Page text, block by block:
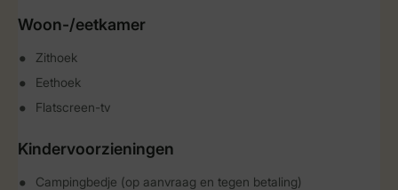
Woon-/eetkamer
Zithoek
Eethoek
Flatscreen-tv
Kindervoorzieningen
Campingbedje (op aanvraag en tegen betaling)